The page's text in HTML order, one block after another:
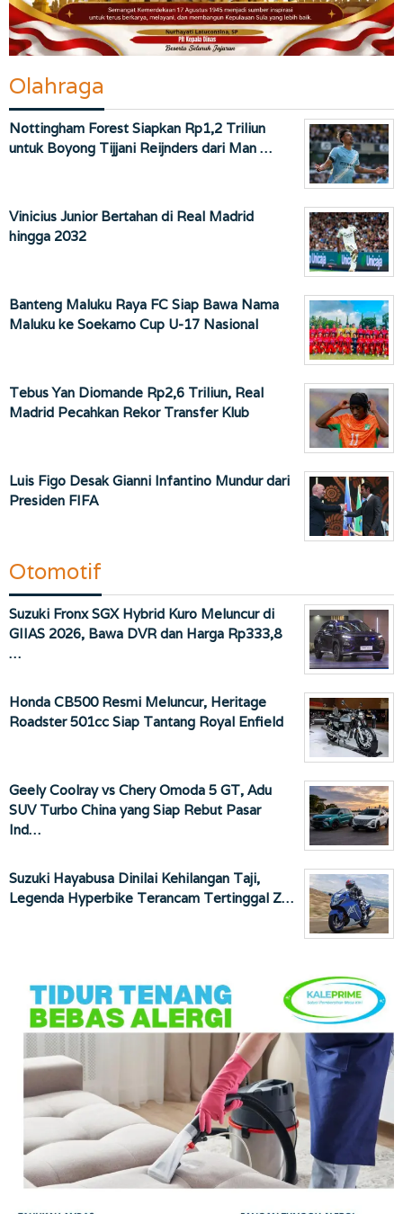
Olahraga
Nottingham Forest Siapkan Rp1,2 Triliun
untuk Boyong Tijjani Reijnders dari Man …
Vinicius Junior Bertahan di Real Madrid
hingga 2032
Banteng Maluku Raya FC Siap Bawa Nama
Maluku ke Soekarno Cup U-17 Nasional
Tebus Yan Diomande Rp2,6 Triliun, Real
Madrid Pecahkan Rekor Transfer Klub
Luis Figo Desak Gianni Infantino Mundur dari
Presiden FIFA
Otomotif
Suzuki Fronx SGX Hybrid Kuro Meluncur di
GIIAS 2026, Bawa DVR dan Harga Rp333,8
…
Honda CB500 Resmi Meluncur, Heritage
Roadster 501cc Siap Tantang Royal Enfield
Geely Coolray vs Chery Omoda 5 GT, Adu
SUV Turbo China yang Siap Rebut Pasar
Ind…
Suzuki Hayabusa Dinilai Kehilangan Taji,
Legenda Hyperbike Terancam Tertinggal Z…